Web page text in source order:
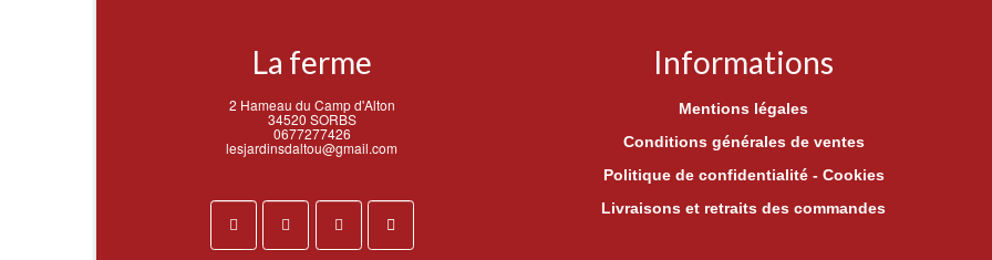
La ferme
2 Hameau du Camp d'Alton
34520 SORBS
0677277426
lesjardinsdaltou@gmail.com
Informations
Mentions légales
Conditions générales de ventes
Politique de confidentialité - Cookies
Livraisons et retraits des commandes